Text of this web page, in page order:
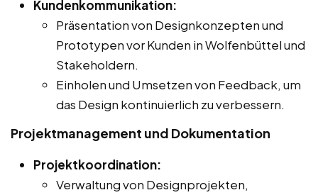
Kundenkommunikation:
Präsentation von Designkonzepten und
Prototypen vor Kunden in Wolfenbüttel und
Stakeholdern.
Einholen und Umsetzen von Feedback, um
das Design kontinuierlich zu verbessern.
Projektmanagement und Dokumentation
Projektkoordination:
Verwaltung von Designprojekten,